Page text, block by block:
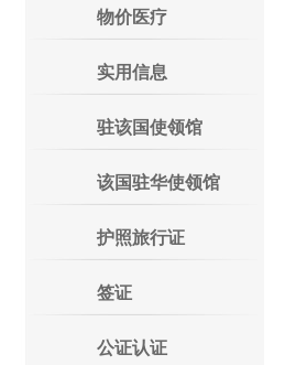
物价医疗
实用信息
驻该国使领馆
该国驻华使领馆
护照旅行证
签证
公证认证